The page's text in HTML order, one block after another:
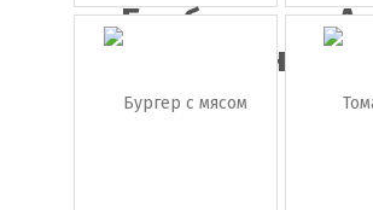
Грибы
шампиньоны